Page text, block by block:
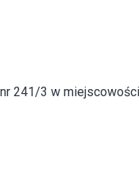
241/3 w